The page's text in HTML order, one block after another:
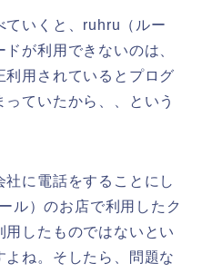
ていくと、ruhru（ルー
が利用できないのは、
用されているとプログ
ていたから、、という
に電話をすることにし
ル）のお店で利用したク
用したものではないとい
よね。そしたら、問題な